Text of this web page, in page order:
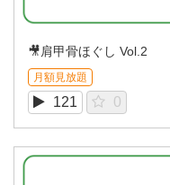
🎥肩甲骨ほぐし Vol.2
月額見放題
121 0